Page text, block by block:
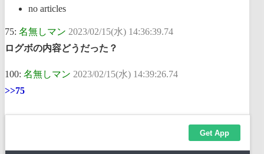
no articles
75: 名無しマン 2023/02/15(水) 14:36:39.74
ログボの内容どうだった？
100: 名無しマン 2023/02/15(水) 14:39:26.74
>>75